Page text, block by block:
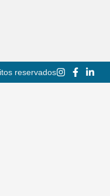
reservados